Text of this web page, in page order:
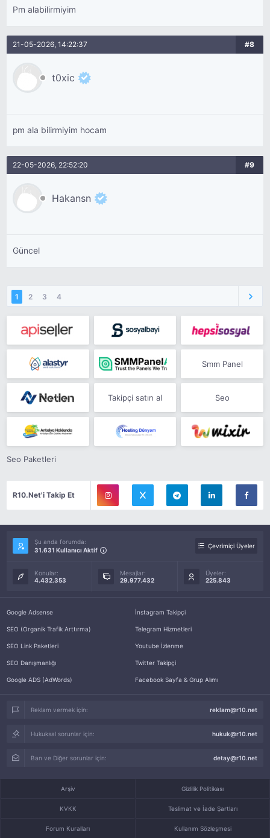
Pm alabilirmiyim
21-05-2026, 14:22:37 #8
t0xic
pm ala bilirmiyim hocam
22-05-2026, 22:52:20 #9
Hakansn
Güncel
1 2 3 4
Smm Panel
Takipçi satın al Seo
Seo Paketleri
R10.Net'i Takip Et
Şu anda forumda:
31.631 Kullanıcı Aktif
Çevrimiçi Üyeler
Konular:
4.432.353
Mesajlar:
29.977.432
Üyeler:
225.843
Google Adsense
SEO (Organik Trafik Arttırma)
SEO Link Paketleri
SEO Danışmanlığı
Google ADS (AdWords)
İnstagram Takipçi
Telegram Hizmetleri
Youtube İzlenme
Twitter Takipçi
Facebook Sayfa & Grup Alımı
Reklam vermek için: reklam@r10.net
Hukuksal sorunlar için: hukuk@r10.net
Ban ve Diğer sorunlar için: detay@r10.net
Arşiv Gizlilik Politikası
KVKK Teslimat ve İade Şartları
Forum Kuralları Kullanım Sözleşmesi